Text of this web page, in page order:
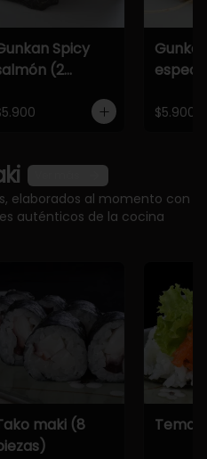
Spicy
(2
$5.900
elaborados al momento con
auténticos de la cocina
maki (8